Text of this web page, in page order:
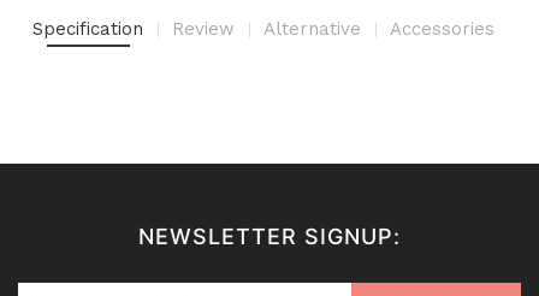
Specification Review Alternative Accessories
NEWSLETTER SIGNUP: